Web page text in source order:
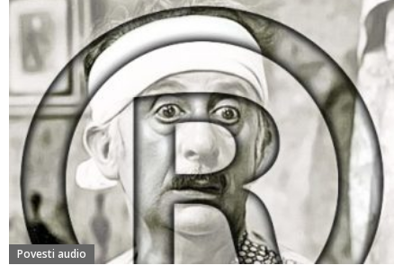
Povesti audio